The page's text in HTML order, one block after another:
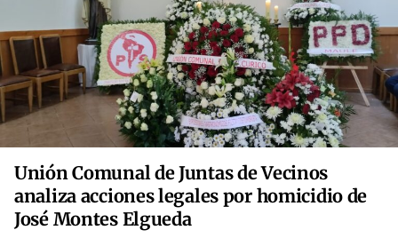
Unión Comunal de Juntas de Vecinos
analiza acciones legales por homicidio de
José Montes Elgueda